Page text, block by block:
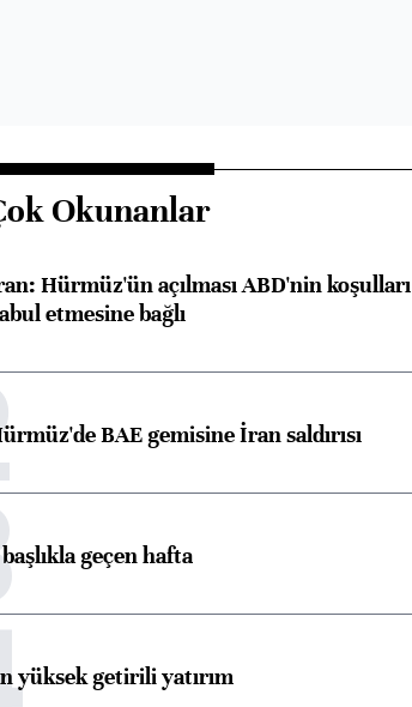
Okunanlar
Hürmüz'ün açılması ABD'nin koşulları
etmesine bağlı
BAE gemisine İran saldırısı
geçen hafta
yüksek getirili yatırım